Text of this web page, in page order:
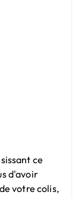
ce
d'avoir
votre colis,